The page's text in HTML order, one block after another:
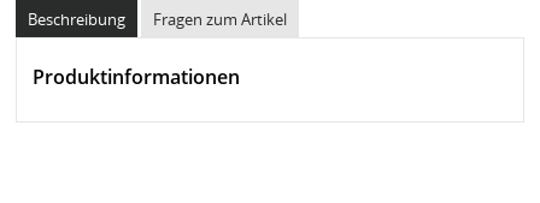
Beschreibung Fragen zum Artikel
Produktinformationen